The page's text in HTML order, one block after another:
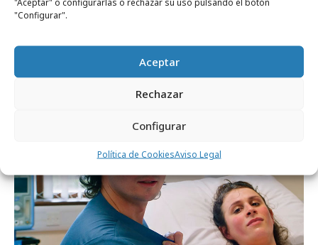
"Configurar".
Aceptar
Rechazar
Configurar
Política de CookiesAviso Legal
Publicidad de la Srta. Pepis